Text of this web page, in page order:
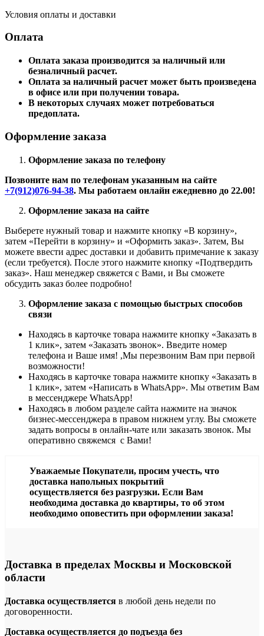
Условия оплаты и доставки
Оплата
Оплата заказа производится за наличный или
безналичный расчет.
Оплата за наличный расчет может быть произведена
в офисе или при получении товара.
В некоторых случаях может потребоваться
предоплата.
Оформление заказа
Оформление заказа по телефону
Позвоните нам по телефонам указанным на сайте
+7(912)076-94-38. Мы работаем онлайн ежедневно до 22.00!
Оформление заказа на сайте
Выберете нужный товар и нажмите кнопку «В корзину»,
затем «Перейти в корзину» и «Оформить заказ». Затем, Вы
можете ввести адрес доставки и добавить примечание к заказу
(если требуется). После этого нажмите кнопку «Подтвердить
заказ». Наш менеджер свяжется с Вами, и Вы сможете
обсудить заказ более подробно!
Оформление заказа с помощью быстрых способов
связи
Находясь в карточке товара нажмите кнопку «Заказать в
1 клик», затем «Заказать звонок». Введите номер
телефона и Ваше имя! ,Мы перезвоним Вам при первой
возможности!
Находясь в карточке товара нажмите кнопку «Заказать в
1 клик», затем «Написать в WhatsApp». Мы ответим Вам
в месcенджере WhatsApp!
Находясь в любом разделе сайта нажмите на значок
бизнес-мессенджера в правом нижнем углу. Вы сможете
задать вопросы в онлайн-чате или заказать звонок. Мы
оперативно свяжемся с Вами!
Уважаемые Покупатели, просим учесть, что
доставка напольных покрытий
осуществляется без разгрузки. Если Вам
необходима доставка до квартиры, то об этом
необходимо оповестить при оформлении заказа!
Доставка в пределах Москвы и Московской
области
Доставка осуществляется в любой день недели по
договоренности.
Доставка осуществляется до подъезда без